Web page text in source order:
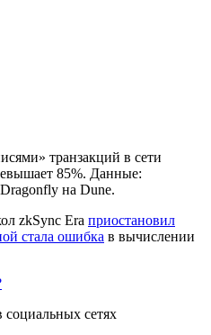
транзакций в сети
85%. Данные:
на Dune.
zkSync Era приостановил
стала ошибка в вычислении
сетях